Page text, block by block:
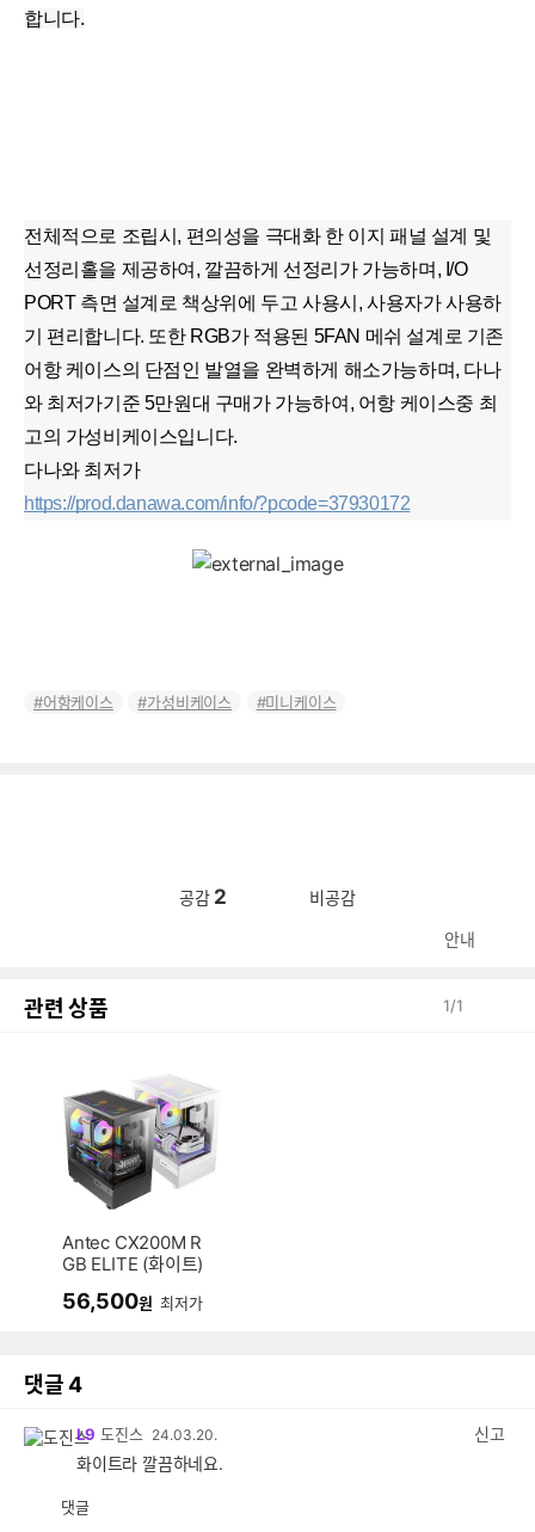
합니다.
전체적으로 조립시, 편의성을 극대화 한 이지 패널 설계 및
선정리홀을 제공하여, 깔끔하게 선정리가 가능하며, I/O
PORT 측면 설계로 책상위에 두고 사용시, 사용자가 사용하
기 편리합니다. 또한 RGB가 적용된 5FAN 메쉬 설계로 기존
어항 케이스의 단점인 발열을 완벽하게 해소가능하며, 다나
와 최저가기준 5만원대 구매가 가능하여, 어항 케이스중 최
고의 가성비케이스입니다.
다나와 최저가
https://prod.danawa.com/info/?pcode=37930172
어항케이스 가성비케이스 미니케이스
공감 2 비공감
안내
관련 상품 1/1
Antec CX200M R
GB ELITE (화이트)
56,500원 최저가
댓글4
L9 도진스 24.03.20.
신고
화이트라 깔끔하네요.
댓글